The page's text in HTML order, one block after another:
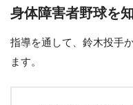
身体障害者野球を
指導を通して、鈴木投手
ます。